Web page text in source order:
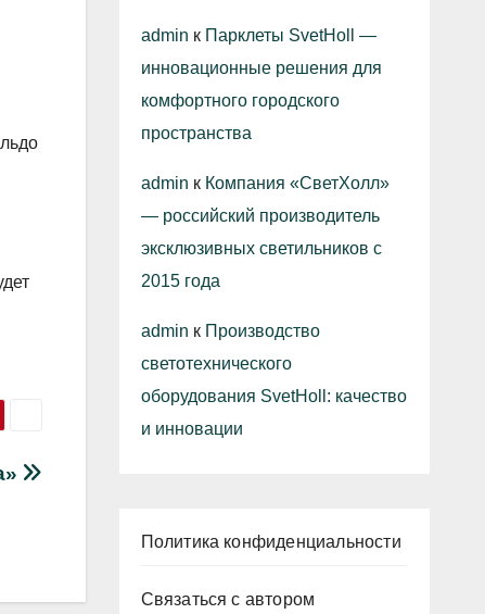
admin к Парклеты SvetHoll —
инновационные решения для
комфортного городского
пространства
admin к Компания «СветХолл»
— российский производитель
эксклюзивных светильников с
2015 года
admin к Производство
светотехнического
оборудования SvetHoll: качество
и инновации
Политика конфиденциальности
Связаться с автором